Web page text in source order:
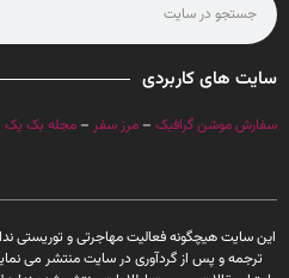
سایت های کاربردی
سفارش موشن گرافیک – مرز سفر – مجله بک پک
این سایت هیچگونه فعالیت مهاجرتی و توریستی
ترجمه و پس از گردآوری در سایت منتشر می